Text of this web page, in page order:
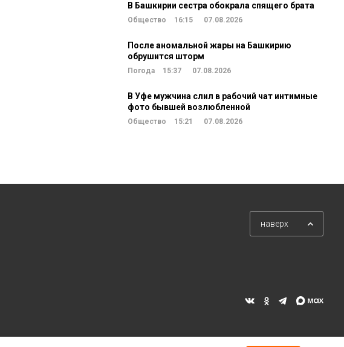
В Башкирии сестра обокрала спящего брата
Общество 16:15 07.08.2026
После аномальной жары на Башкирию
обрушится шторм
Погода 15:37 07.08.2026
В Уфе мужчина слил в рабочий чат интимные
фото бывшей возлюбленной
Общество 15:21 07.08.2026
наверх